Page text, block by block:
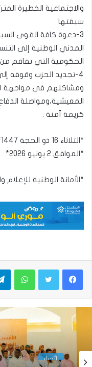
والاجتماعية الخطيرة
سبقتها
3-دعوة كافة القوى
المدني الوطنية إلى
الحكومية التي تفاقم
4-تجديد الحزب وقوفه
ومشاكلهم في مواجهة
المعيشية،ومواصلة
كريمة آمنة .
*الثلاثاء 16 ذو الحجة 1447*
*الموافق 2 يونيو 2026*
*الأمانة الوطنية للإعلام
الأخبار